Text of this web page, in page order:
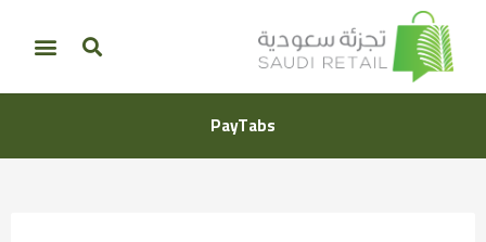
PayTabs